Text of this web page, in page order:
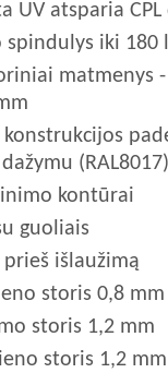
UV atsparia CPL
spindulys iki 180
matmenys -
(RAL8017)
kontūrai
guoliais
išlaužimą
storis 0,8 mm
storis 1,2 mm
storis 1,2 mm